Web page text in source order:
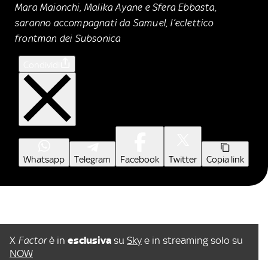
Mara Maionchi, Malika Ayane e Sfera Ebbasta,
saranno accompagnati da Samuel, l’eclettico
frontman dei Subsonica
Whatsapp Telegram Facebook Twitter Copia link
X Factorè in esclusiva su Sky e in streaming solo su
NOW